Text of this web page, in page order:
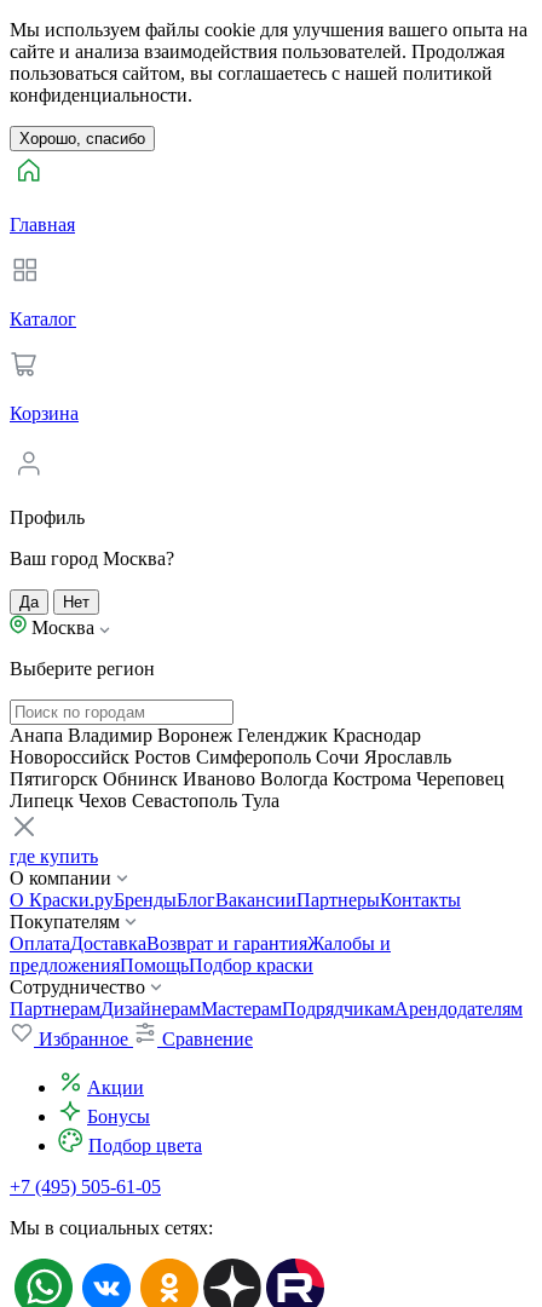
Мы используем файлы cookie для улучшения вашего опыта на
сайте и анализа взаимодействия пользователей. Продолжая
пользоваться сайтом, вы соглашаетесь с нашей политикой
конфиденциальности.
Хорошо, спасибо
Главная
Каталог
Корзина
Профиль
Ваш город Москва?
Да Нет
Москва
Выберите регион
Анапа Владимир Воронеж Геленджик Краснодар
Новороссийск Ростов Симферополь Сочи Ярославль
Пятигорск Обнинск Иваново Вологда Кострома Череповец
Липецк Чехов Севастополь Тула
где купить
О компании
О Краски.руБрендыБлогВакансииПартнерыКонтакты
Покупателям
ОплатаДоставкаВозврат и гарантияЖалобы и
предложенияПомощьПодбор краски
Сотрудничество
ПартнерамДизайнерамМастерамПодрядчикамАрендодателям
Избранное
Сравнение
Акции
Бонусы
Подбор цвета
+7 (495) 505-61-05
Мы в социальных сетях: